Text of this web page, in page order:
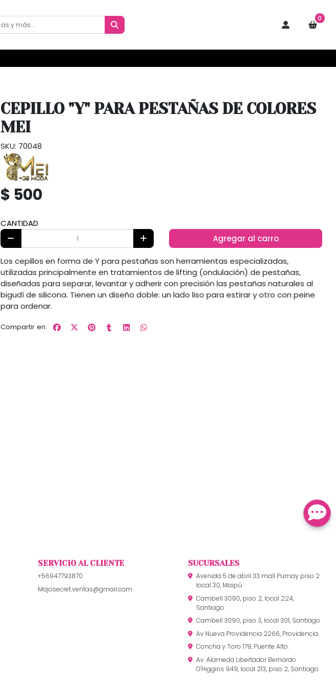
0
CEPILLO "Y" PARA PESTAÑAS DE COLORES
MEI
SKU: 70048
$ 500
CANTIDAD
Agregar al carro
Los cepillos en forma de Y para pestañas son herramientas especializadas,
utilizadas principalmente en tratamientos de lifting (ondulación) de pestañas,
diseñadas para separar, levantar y adherir con precisión las pestañas naturales al
bigudí de silicona. Tienen un diseño doble: un lado liso para estirar y otro con peine
para ordenar.
Compartir en:
SERVICIO AL CLIENTE
+56947793870
Majosecret.ventas@gmail.com
SUCURSALES
Avenida 5 de abril 33 mall Pumay piso 2
local 30, Maipú
Cambell 3090, piso 2, local 224,
Santiago.
Cambell 3090, piso 3, local 301, Santiago
Av Nueva Providencia 2266, Providencia.
Concha y Toro 179, Puente Alto.
Av. Alameda Libertador Bernardo
O'Higgins 949, local 213, piso 2, Santiago